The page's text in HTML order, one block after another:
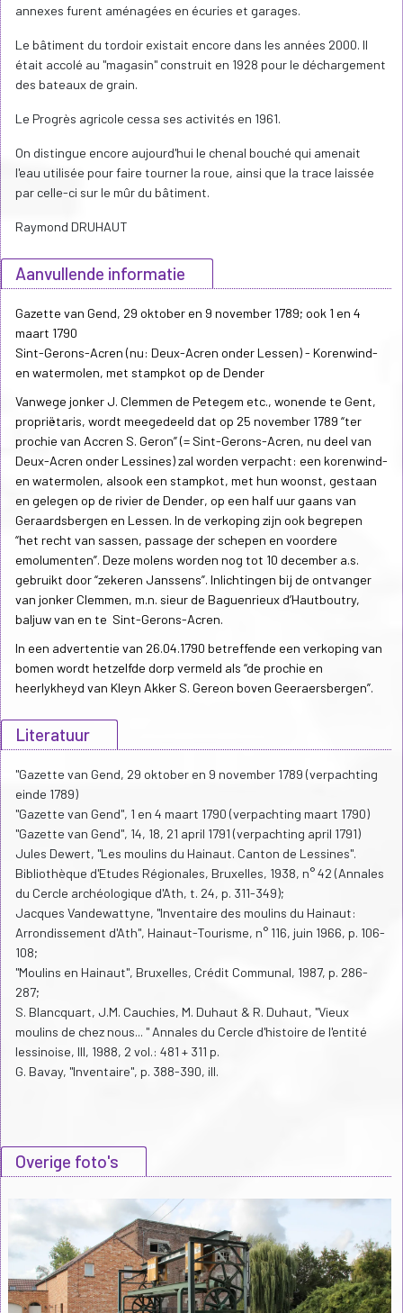
annexes furent aménagées en écuries et garages.
Le bâtiment du tordoir existait encore dans les années 2000. Il
était accolé au "magasin" construit en 1928 pour le déchargement
des bateaux de grain.
Le Progrès agricole cessa ses activités en 1961.
On distingue encore aujourd'hui le chenal bouché qui amenait
l'eau utilisée pour faire tourner la roue, ainsi que la trace laissée
par celle-ci sur le mûr du bâtiment.
Raymond DRUHAUT
Aanvullende informatie
Gazette van Gend, 29 oktober en 9 november 1789; ook 1 en 4
maart 1790
Sint-Gerons-Acren (nu: Deux-Acren onder Lessen) - Korenwind-
en watermolen, met stampkot op de Dender
Vanwege jonker J. Clemmen de Petegem etc., wonende te Gent,
propriëtaris, wordt meegedeeld dat op 25 november 1789 “ter
prochie van Accren S. Geron” (= Sint-Gerons-Acren, nu deel van
Deux-Acren onder Lessines) zal worden verpacht: een korenwind-
en watermolen, alsook een stampkot, met hun woonst, gestaan
en gelegen op de rivier de Dender, op een half uur gaans van
Geraardsbergen en Lessen. In de verkoping zijn ook begrepen
“het recht van sassen, passage der schepen en voordere
emolumenten”. Deze molens worden nog tot 10 december a.s.
gebruikt door “zekeren Janssens”. Inlichtingen bij de ontvanger
van jonker Clemmen, m.n. sieur de Baguenrieux d’Hautboutry,
baljuw van en te Sint-Gerons-Acren.
In een advertentie van 26.04.1790 betreffende een verkoping van
bomen wordt hetzelfde dorp vermeld als “de prochie en
heerlykheyd van Kleyn Akker S. Gereon boven Geeraersbergen”.
Literatuur
"Gazette van Gend, 29 oktober en 9 november 1789 (verpachting
einde 1789)
"Gazette van Gend", 1 en 4 maart 1790 (verpachting maart 1790)
"Gazette van Gend", 14, 18, 21 april 1791 (verpachting april 1791)
Jules Dewert, "Les moulins du Hainaut. Canton de Lessines".
Bibliothèque d'Etudes Régionales, Bruxelles, 1938, n° 42 (Annales
du Cercle archéologique d'Ath, t. 24, p. 311-349);
Jacques Vandewattyne, "Inventaire des moulins du Hainaut:
Arrondissement d'Ath", Hainaut-Tourisme, n° 116, juin 1966, p. 106-
108;
"Moulins en Hainaut", Bruxelles, Crédit Communal, 1987, p. 286-
287;
S. Blancquart, J.M. Cauchies, M. Duhaut & R. Duhaut, "Vieux
moulins de chez nous... " Annales du Cercle d'histoire de l'entité
lessinoise, III, 1988, 2 vol.: 481 + 311 p.
G. Bavay, "Inventaire", p. 388-390, ill.
Overige foto's